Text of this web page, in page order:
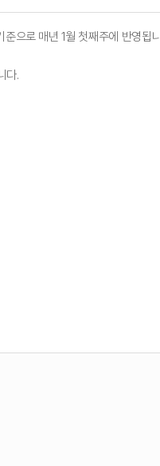
으로 매년 1월 첫째주에 반영됩
다.